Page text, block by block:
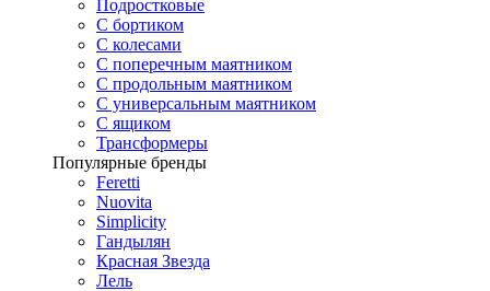
Подростковые
С бортиком
С колесами
С поперечным маятником
С продольным маятником
С универсальным маятником
С ящиком
Трансформеры
Популярные бренды
Feretti
Nuovita
Simplicity
Гандылян
Красная Звезда
Лель